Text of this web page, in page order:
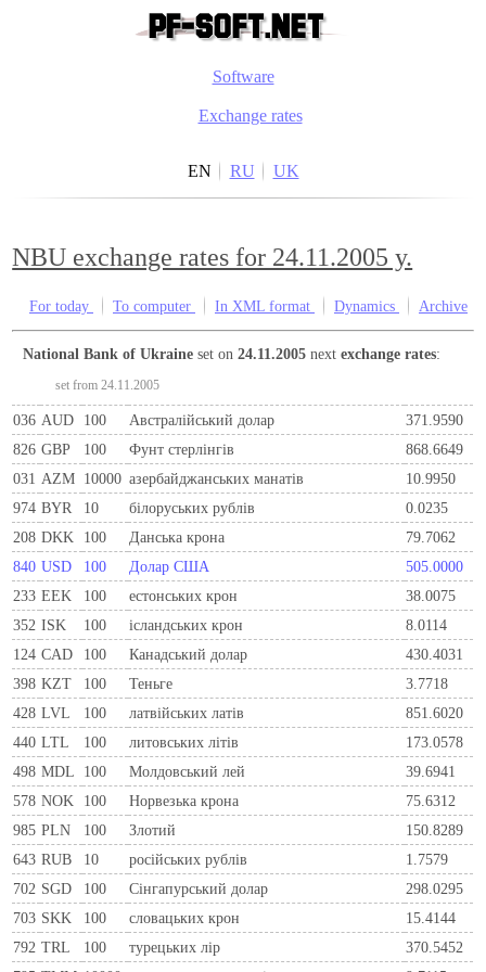
Software
Exchange rates
EN RU UK
NBU exchange rates for 24.11.2005 y.
For today To computer In XML format Dynamics Archive
National Bank of Ukraine set on24.11.2005 nextexchange rates:
set from 24.11.2005
036 AUD 100 Австралійський долар
371.9590
826 GBP 100 Фунт стерлінгів
868.6649
031 AZM 10000 азербайджанських манатів
10.9950
974 BYR 10 білоруських рублів
0.0235
208 DKK 100 Данська крона
79.7062
840 USD 100 Долар США
505.0000
233 EEK 100 естонських крон
38.0075
352 ISK 100 ісландських крон
8.0114
124 CAD 100 Канадський долар
430.4031
398 KZT 100 Теньге
3.7718
428 LVL 100 латвійських латів
851.6020
440 LTL 100 литовських літів
173.0578
498 MDL 100 Молдовський лей
39.6941
578 NOK 100 Норвезька крона
75.6312
985 PLN 100 Злотий
150.8289
643 RUB 10 російських рублів
1.7579
702 SGD 100 Сінгапурський долар
298.0295
703 SKK 100 словацьких крон
15.4144
792 TRL 100 турецьких лір
370.5452